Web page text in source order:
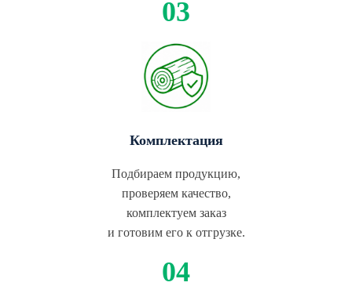
Комплектация
Подбираем продукцию,
проверяем качество,
комплектуем заказ
и готовим его к отгрузке.